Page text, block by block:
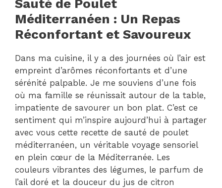
Sauté de Poulet
Méditerranéen : Un Repas
Réconfortant et Savoureux
Dans ma cuisine, il y a des journées où l’air est
empreint d’arômes réconfortants et d’une
sérénité palpable. Je me souviens d’une fois
où ma famille se réunissait autour de la table,
impatiente de savourer un bon plat. C’est ce
sentiment qui m’inspire aujourd’hui à partager
avec vous cette recette de sauté de poulet
méditerranéen, un véritable voyage sensoriel
en plein cœur de la Méditerranée. Les
couleurs vibrantes des légumes, le parfum de
l’ail doré et la douceur du jus de citron